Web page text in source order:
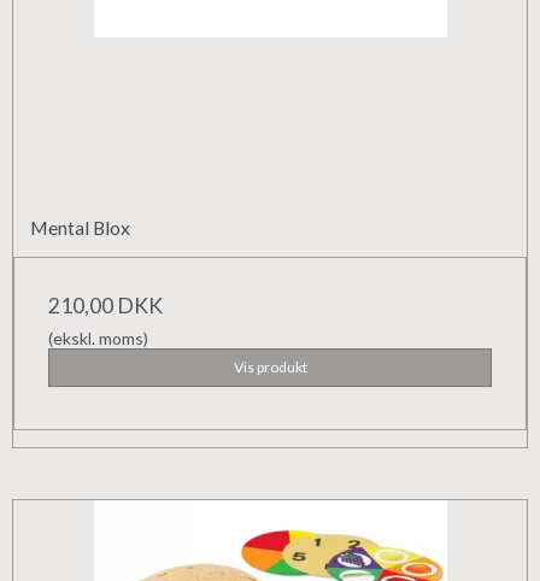
Mental Blox
210,00 DKK
(ekskl. moms)
Vis produkt